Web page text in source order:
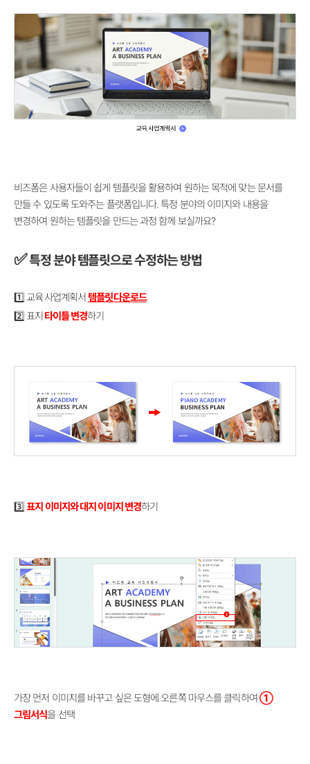
비즈폼은 사용자들이 쉽게 템플릿을 활용하여 원하는 목적에 맞는 문서를
만들 수 있도록 도와주는 플랫폼입니다. 특정 분야의 이미지와 내용을
변경하여 원하는 템플릿을 만드는 과정 함께 보실까요?
✅특정 분야 템플릿으로 수정하는 방법
1️⃣ 교육 사업계획서 템플릿 다운로드
2️⃣ 표지 타이틀 변경하기
3️⃣표지 이미지와 대지 이미지 변경하기
가장 먼저 이미지를 바꾸고 싶은 도형에 오른쪽 마우스를 클릭하여 ①
그림서식을 선택